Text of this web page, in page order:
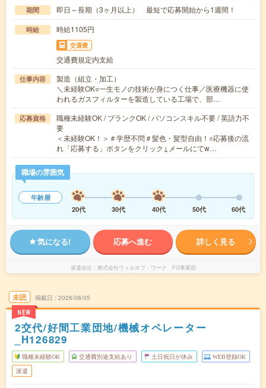
期間 即日～長期（3ヶ月以上） 最短で応募開始から1週間！
時給 時給1105円
交通費
交通費規定内支給
仕事内容
製造（組立・加工）
＼未経験OK○一生モノの技術が身につく仕事／医療機器に使
われるガスフィルターを製造している工場で、部…
応募資格
職種未経験OK / ブランクOK / パソコンスキル不要 / 英語力不
要
＜未経験OK！＞＃学歴不問＃髪色・髪型自由！○応募後の流
れ「応募する」ボタンをクリック↓メールにてw…
職場の雰囲気
年齢層
20代
30代 40代 50代 60代
気になる! 応募へ進む 詳しく見る
派遣会社 株式会社ウィルオブ・ワーク FO事業部
未読
NEW
掲載日 2026/08/05
2交代/好間工業団地/機械オペレーター
_H126829
職種未経験OK 交通費別途支給あり 土日祝日が休み WEB登録OK
派遣